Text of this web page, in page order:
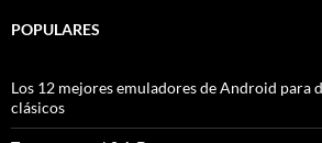
POPULARES
Los 12 mejores emuladores de Android para
clásicos